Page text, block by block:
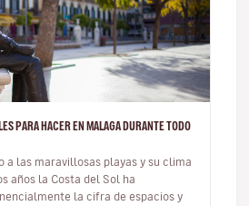
PARA HACER EN MALAGA DURANTE TODO
a las maravillosas playas y su clima
años la Costa del Sol ha
la cifra de espacios y